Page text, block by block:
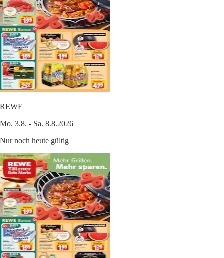
REWE
Mo. 3.8. - Sa. 8.8.2026
Nur noch heute gültig